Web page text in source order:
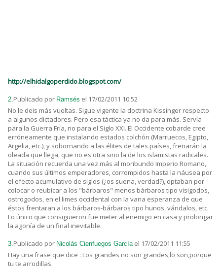
http://elhidalgoperdido.blogspot.com/
2.Publicado por Ramsés el 17/02/2011 10:52
No le deis más vueltas. Sigue vigente la doctrina Kissinger respecto
a algunos dictadores. Pero esa táctica ya no da para más. Servía
para la Guerra Fría, no para el Siglo XXI. El Occidente cobarde cree
erróneamente que instalando estados colchón (Marruecos, Egipto,
Argelia, etc.), y sobornando a las élites de tales países, frenarán la
oleada que llega, que no es otra sino la de los islamistas radicales.
La situación recuerda una vez más al moribundo Imperio Romano,
cuando sus últimos emperadores, corrompidos hasta la náusea por
el efecto acumulativo de siglos (¿os suena, verdad?), optaban por
colocar o reubicar a los "bárbaros" menos bárbaros tipo visigodos,
ostrogodos, en el limes occidental con la vana esperanza de que
éstos frentaran a los bárbaros-bárbaros tipo hunos, vándalos, etc.
Lo único que consiguieron fue meter al enemigo en casa y prolongar
la agonía de un final inevitable.
3.Publicado por Nicolás Cienfuegos García el 17/02/2011 11:55
Hay una frase que dice : Los grandes no son grandes,lo son,porque
tu te arrodillas.